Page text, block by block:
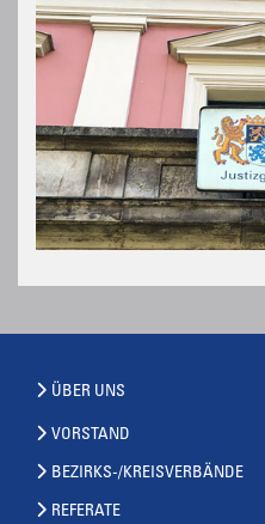
ÜBER UNS
VORSTAND
BEZIRKS-/KREISVERBÄNDE
REFERATE